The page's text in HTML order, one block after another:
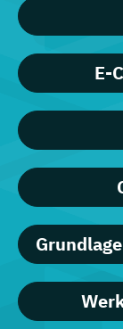
E-